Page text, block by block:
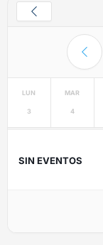
LUN
3
MAR
4
SIN EVENTOS